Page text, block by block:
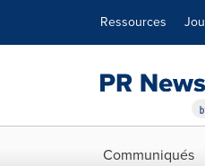
Ressources
Communiqués